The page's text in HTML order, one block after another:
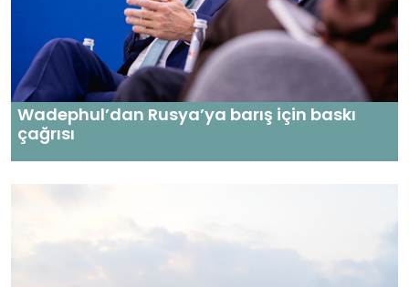
Wadephul’dan Rusya’ya barış için baskı
çağrısı